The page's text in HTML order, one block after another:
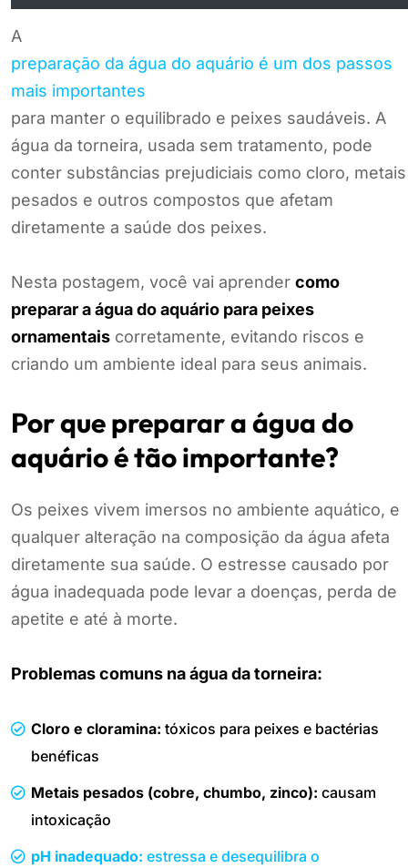
A
preparação da água do aquário é um dos passos
mais importantes
para manter o equilibrado e peixes saudáveis. A
água da torneira, usada sem tratamento, pode
conter substâncias prejudiciais como cloro, metais
pesados e outros compostos que afetam
diretamente a saúde dos peixes.
Nesta postagem, você vai aprender como
preparar a água do aquário para peixes
ornamentais corretamente, evitando riscos e
criando um ambiente ideal para seus animais.
Por que preparar a água do
aquário é tão importante?
Os peixes vivem imersos no ambiente aquático, e
qualquer alteração na composição da água afeta
diretamente sua saúde. O estresse causado por
água inadequada pode levar a doenças, perda de
apetite e até à morte.
Problemas comuns na água da torneira:
Cloro e cloramina: tóxicos para peixes e bactérias
benéficas
Metais pesados (cobre, chumbo, zinco): causam
intoxicação
pH inadequado: estressa e desequilibra o